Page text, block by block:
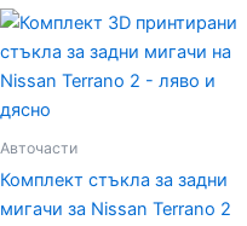
Авточасти
Комплект стъкла за задни
мигачи за Nissan Terrano 2
Original
was:
69,00 €.
Текущата
цена
е:
59,00 €.